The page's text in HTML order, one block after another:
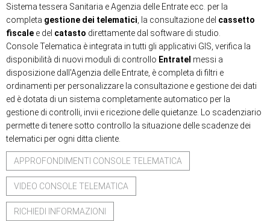
Sistema tessera Sanitaria e Agenzia delle Entrate ecc. per la
completa gestione dei telematici , la consultazione del cassetto
fiscale e del catasto direttamente dal software di studio.
Console Telematica è integrata in tutti gli applicativi GIS, verifica la
disponibilità di nuovi moduli di controllo Entratel messi a
disposizione dall'Agenzia delle Entrate, è completa di filtri e
ordinamenti per personalizzare la consultazione e gestione dei dati
ed è dotata di un sistema completamente automatico per la
gestione di controlli, invii e ricezione delle quietanze. Lo scadenziario
permette di tenere sotto controllo la situazione delle scadenze dei
telematici per ogni ditta cliente.
APPROFONDIMENTI CONSOLE TELEMATICA
VIDEO CONSOLE TELEMATICA
RICHIEDI INFORMAZIONI